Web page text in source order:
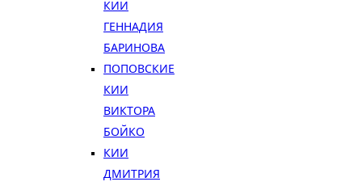
КИИ
ГЕННАДИЯ
БАРИНОВА
ПОПОВСКИЕ
КИИ
ВИКТОРА
БОЙКО
КИИ
ДМИТРИЯ